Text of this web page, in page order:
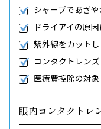
シャープであざ
ドライアイの原
紫外線をカットし
コンタクトレンズ
医療費控除の対象
眼内コンタクトレ